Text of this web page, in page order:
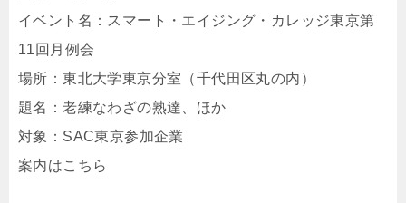
イベント名：スマート・エイジング・カレッジ東京第
11回月例会
場所：東北大学東京分室（千代田区丸の内）
題名：老練なわざの熟達、ほか
対象：SAC東京参加企業
案内はこちら